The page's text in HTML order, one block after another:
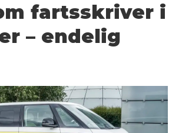
fartsskriver i
– endelig